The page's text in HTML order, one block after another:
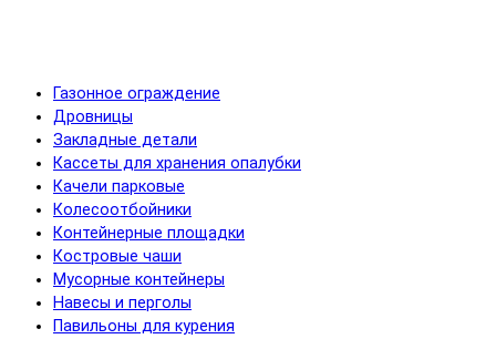
Газонное ограждение
Дровницы
Закладные детали
Кассеты для хранения опалубки
Качели парковые
Колесоотбойники
Контейнерные площадки
Костровые чаши
Мусорные контейнеры
Навесы и перголы
Павильоны для курения